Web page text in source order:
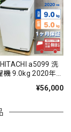
a5099 洗
機 9.0kg 2020年
¥56,000